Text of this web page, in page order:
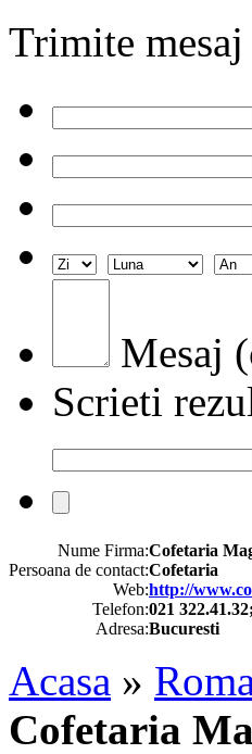
Trimite
Mesaj
Scrieti
Nume Firma:Cofetaria
Persoana de contact:Cofetaria
Web:http://
Telefon:021
Adresa:Bucuresti
Acasa »
Cofetaria